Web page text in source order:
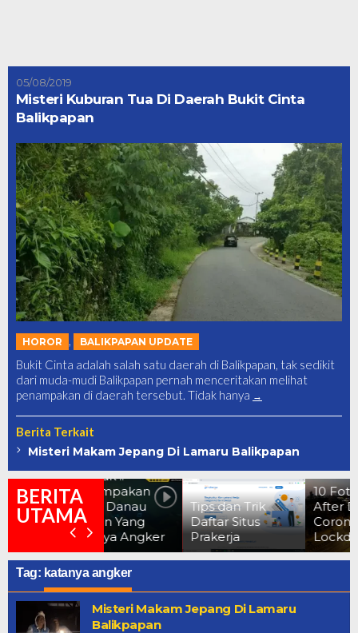
05/08/2019
Misteri Kuburan Tua Di Daerah Bukit Cinta
Balikpapan
HOROR , BALIKPAPAN UPDATE
Bukit Cinta adalah salah satu daerah di Balikpapan, tak sedikit
dari muda-mudi Balikpapan pernah menceritakan melihat
penampakan di daerah tersebut. Tidak hanya
Berita Terkait
Misteri Makam Jepang Di Lamaru Balikpapan
BERITA
UTAMA
!!
Danau
Yang
Angker
Tips dan Trik
Daftar Situs
Prakerja
10 Foto Before-
After Dampak
Corona Saat
Tag: katanya angker
Misteri Makam Jepang Di Lamaru
Balikpapan